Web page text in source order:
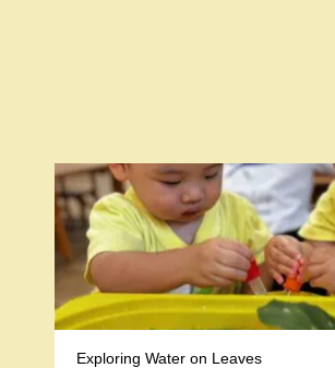
Exploring Water on Leaves